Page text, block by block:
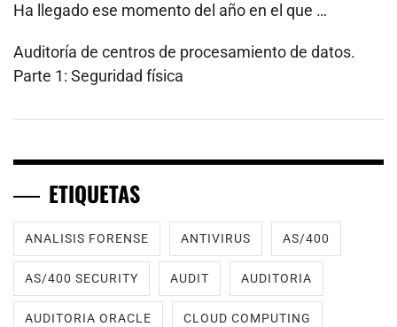
Ha llegado ese momento del año en el que …
Auditoría de centros de procesamiento de datos.
Parte 1: Seguridad física
ETIQUETAS
ANALISIS FORENSE ANTIVIRUS AS/400
AS/400 SECURITY AUDIT AUDITORIA
AUDITORIA ORACLE CLOUD COMPUTING